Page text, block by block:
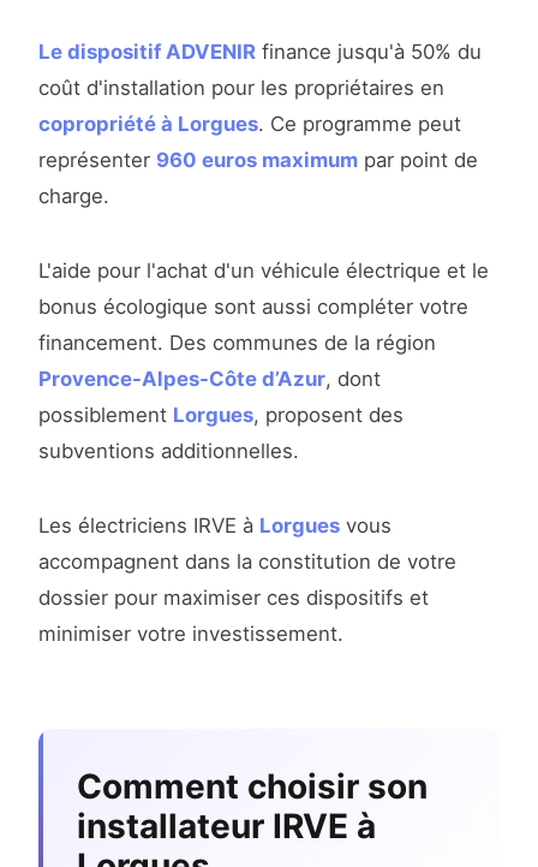
Le dispositif ADVENIR finance jusqu'à 50% du
coût d'installation pour les propriétaires en
copropriété à Lorgues. Ce programme peut
représenter 960 euros maximum par point de
charge.
L'aide pour l'achat d'un véhicule électrique et le
bonus écologique sont aussi compléter votre
financement. Des communes de la région
Provence-Alpes-Côte d’Azur, dont
possiblement Lorgues, proposent des
subventions additionnelles.
Les électriciens IRVE à Lorgues vous
accompagnent dans la constitution de votre
dossier pour maximiser ces dispositifs et
minimiser votre investissement.
Comment choisir son
installateur IRVE à